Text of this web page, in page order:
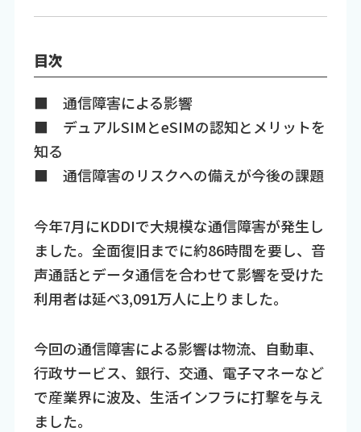
目次
■ 通信障害による影響
■ デュアルSIMとeSIMの認知とメリットを
知る
■ 通信障害のリスクへの備えが今後の課題
今年7月にKDDIで大規模な通信障害が発生し
ました。全面復旧までに約86時間を要し、音
声通話とデータ通信を合わせて影響を受けた
利用者は延べ3,091万人に上りました。
今回の通信障害による影響は物流、自動車、
行政サービス、銀行、交通、電子マネーなど
で産業界に波及、生活インフラに打撃を与え
ました。